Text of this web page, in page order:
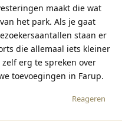
maakt die wat
het park. Als je gaat
staan er
die allemaal iets kleiner
erg te spreken over
toevoegingen in Farup.
Reageren